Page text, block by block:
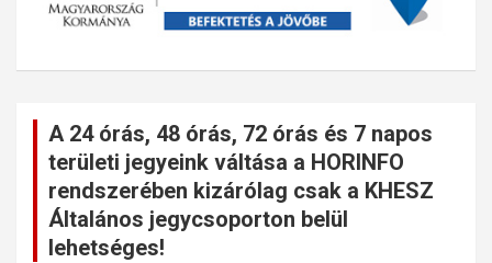
A 24 órás, 48 órás, 72 órás és 7 napos
területi jegyeink váltása a HORINFO
rendszerében kizárólag csak a KHESZ
Általános jegycsoporton belül
lehetséges!